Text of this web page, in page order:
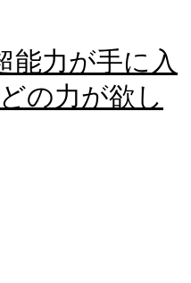
能力が手に入
の力が欲し